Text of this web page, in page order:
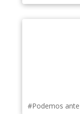
#Podemos ante